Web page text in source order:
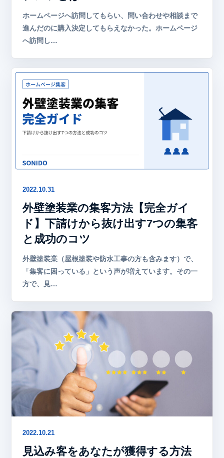
ホームページへ訪問してもらい、問い合わせや相談まで
進んだのに購入決定してもらえなかった。ホームページ
へ訪問し…
2022.10.31
外壁塗装業の集客方法【完全ガイ
ド】下請けから抜け出す7つの集客
と成功のコツ
外壁塗装業（屋根塗装や防水工事の方も含みます）で、
「集客に困っている」という声が増えています。その一
方で、見…
2022.10.21
見込み客をあなたが獲得する方法